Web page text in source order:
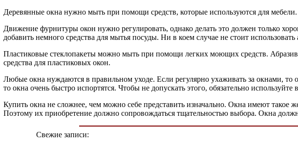
Деревянные окна нужно мыть при помощи средств, которые используются для
Движение фурнитуры окон нужно регулировать, однако делать это должен только
добавить немного средства для мытья посуды. Ни в коем случае не стоит
Пластиковые стеклопакеты можно мыть при помощи легких моющих средств.
средства для пластиковых окон.
Любые окна нуждаются в правильном уходе. Если регулярно ухаживать за окнами, то
то окна очень быстро испортятся. Чтобы не допускать этого, обязательно
Купить окна не сложнее, чем можно себе представить изначально. Окна имеют такое
Поэтому их приобретение должно сопровождаться тщательностью выбора. Окна
Свежие записи: